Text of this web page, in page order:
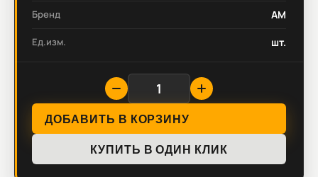
Бренд AM
Ед.изм. шт.
ДОБАВИТЬ В КОРЗИНУ
КУПИТЬ В ОДИН КЛИК